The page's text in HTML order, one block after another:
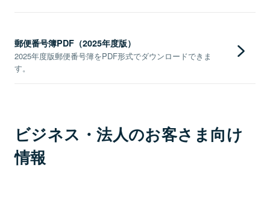
郵便番号簿PDF（2025年度版）
2025年度版郵便番号簿をPDF形式でダウンロードできま
す。
ビジネス・法人のお客さま向け
情報